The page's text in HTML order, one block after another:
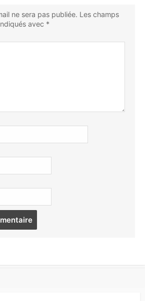
ne sera pas publiée. Les champs
avec *